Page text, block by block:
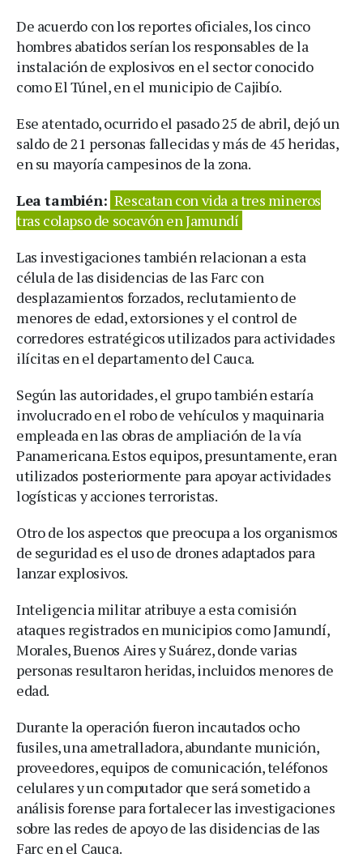
De acuerdo con los reportes oficiales, los cinco
hombres abatidos serían los responsables de la
instalación de explosivos en el sector conocido
como El Túnel, en el municipio de Cajibío.
Ese atentado, ocurrido el pasado 25 de abril, dejó un
saldo de 21 personas fallecidas y más de 45 heridas,
en su mayoría campesinos de la zona.
Lea también: Rescatan con vida a tres mineros
tras colapso de socavón en Jamundí
Las investigaciones también relacionan a esta
célula de las disidencias de las Farc con
desplazamientos forzados, reclutamiento de
menores de edad, extorsiones y el control de
corredores estratégicos utilizados para actividades
ilícitas en el departamento del Cauca.
Según las autoridades, el grupo también estaría
involucrado en el robo de vehículos y maquinaria
empleada en las obras de ampliación de la vía
Panamericana. Estos equipos, presuntamente, eran
utilizados posteriormente para apoyar actividades
logísticas y acciones terroristas.
Otro de los aspectos que preocupa a los organismos
de seguridad es el uso de drones adaptados para
lanzar explosivos.
Inteligencia militar atribuye a esta comisión
ataques registrados en municipios como Jamundí,
Morales, Buenos Aires y Suárez, donde varias
personas resultaron heridas, incluidos menores de
edad.
Durante la operación fueron incautados ocho
fusiles, una ametralladora, abundante munición,
proveedores, equipos de comunicación, teléfonos
celulares y un computador que será sometido a
análisis forense para fortalecer las investigaciones
sobre las redes de apoyo de las disidencias de las
Farc en el Cauca.